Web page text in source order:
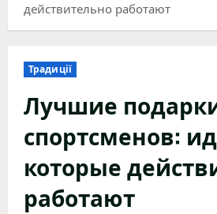
действительно работают
Традиції
Лучшие
спортсменов:
которые
работают